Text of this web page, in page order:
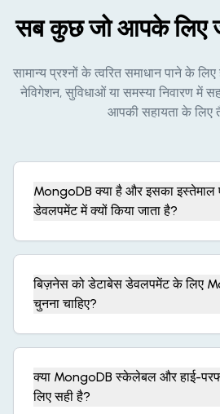
सब कुछ जो आपके लिए
सामान्य प्रश्नों के त्वरित समाधान पाने के
नेविगेशन, सुविधाओं या समस्या निवारण में
आपकी सहायता के लिए
MongoDB क्या है और इसका इस्तेमाल
डेवलपमेंट में क्यों किया जाता है?
बिज़नेस को डेटाबेस डेवलपमेंट के लिए
चुनना चाहिए?
क्या MongoDB स्केलेबल और हाई-
लिए सही है?